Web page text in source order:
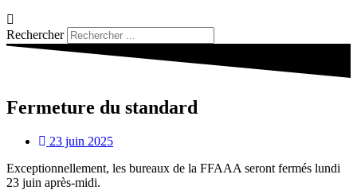
Rechercher
Fermeture du standard
23 juin 2025
Exceptionnellement, les bureaux de la FFAAA seront fermés lundi
23 juin après-midi.